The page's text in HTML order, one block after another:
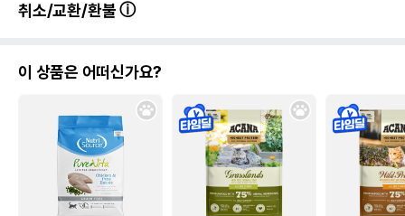
취소/교환/환불
이 상품은 어떠신가요?